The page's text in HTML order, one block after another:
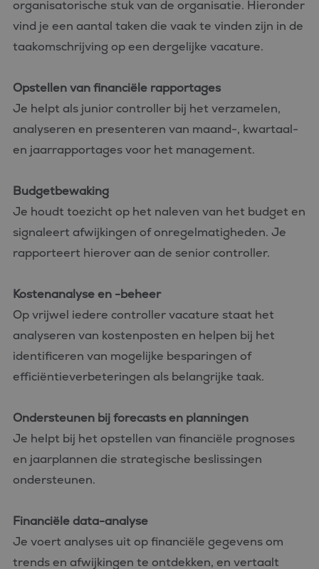
organisatorische stuk van de organisatie. Hieronder
vind je een aantal taken die vaak te vinden zijn in de
taakomschrijving op een dergelijke vacature.
Opstellen van financiële rapportages
Je helpt als junior controller bij het verzamelen,
analyseren en presenteren van maand-, kwartaal-
en jaarrapportages voor het management.
Budgetbewaking
Je houdt toezicht op het naleven van het budget en
signaleert afwijkingen of onregelmatigheden. Je
rapporteert hierover aan de senior controller.
Kostenanalyse en -beheer
Op vrijwel iedere controller vacature staat het
analyseren van kostenposten en helpen bij het
identificeren van mogelijke besparingen of
efficiëntieverbeteringen als belangrijke taak.
Ondersteunen bij forecasts en planningen
Je helpt bij het opstellen van financiële prognoses
en jaarplannen die strategische beslissingen
ondersteunen.
Financiële data-analyse
Je voert analyses uit op financiële gegevens om
trends en afwijkingen te ontdekken, en vertaalt